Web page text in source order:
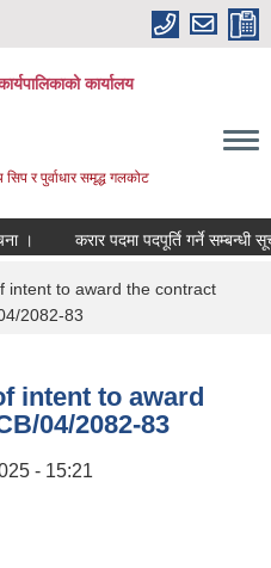
कार्यालय
र पुर्वाधार समृद्ध गलकोट
। करार पदमा पदपूर्ति गर्ने सम्बन्धी
intent to award the contract
2082-83
intent to award
04/2082-83
- 15:21